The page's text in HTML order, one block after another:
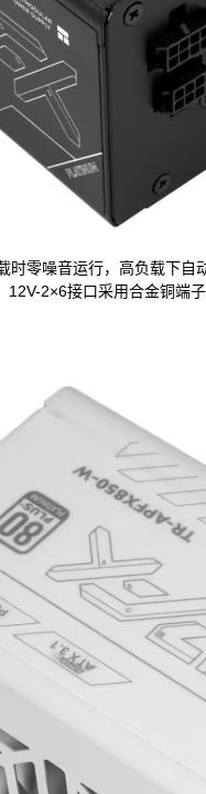
零噪音运行，高负载下
2×6接口采用合金铜